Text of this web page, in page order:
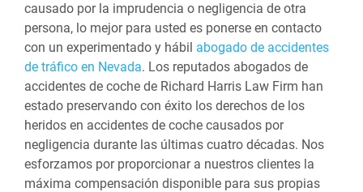
causado por la imprudencia o negligencia de otra
persona, lo mejor para usted es ponerse en contacto
con un experimentado y hábil abogado de accidentes
de tráfico en Nevada. Los reputados abogados de
accidentes de coche de Richard Harris Law Firm han
estado preservando con éxito los derechos de los
heridos en accidentes de coche causados por
negligencia durante las últimas cuatro décadas. Nos
esforzamos por proporcionar a nuestros clientes la
máxima compensación disponible para sus propias